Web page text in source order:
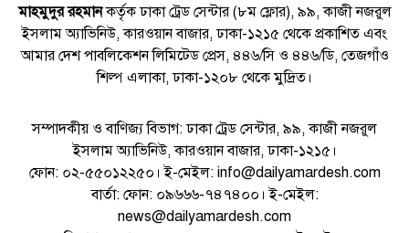
মাহমুদুর রহমানকর্তৃক ঢাকা ট্রেড সেন্টার (৮ম ফ্লোর), ৯৯, কাজী নজরুল
ইসলাম অ্যাভিনিউ, কারওয়ান বাজার, ঢাকা-১২১৫ থেকে প্রকাশিত এবং
আমার দেশ পাবলিকেশন লিমিটেড প্রেস, ৪৪৬/সি ও ৪৪৬/ডি, তেজগাঁও
শিল্প এলাকা, ঢাকা-১২০৮ থেকে মুদ্রিত।
সম্পাদকীয় ও বাণিজ্য বিভাগ: ঢাকা ট্রেড সেন্টার, ৯৯, কাজী নজরুল
ইসলাম অ্যাভিনিউ, কারওয়ান বাজার, ঢাকা-১২১৫।
ফোন: ০২-৫৫০১২২৫০। ই-মেইল: info@dailyamardesh.com
বার্তা: ফোন: ০৯৬৬৬-৭৪৭৪০০। ই-মেইল:
news@dailyamardesh.com